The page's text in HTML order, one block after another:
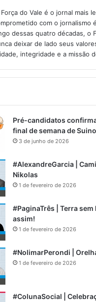
do Vale é o jornal mais
com o jornalismo
dessas quatro décadas, o
deixar de lado seus
integridade e a missão
Pré-candidatos
final de semana de
3 de junho de 2026
#AlexandreGarcia |
Nikolas
1 de fevereiro de 2026
#PaginaTrês | Terra sem
assim!
1 de fevereiro de 2026
#NolimarPerondi |
1 de fevereiro de 2026
#ColunaSocial |